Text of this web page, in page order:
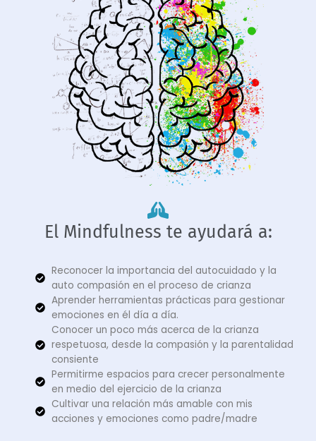
El Mindfulness te ayudará a:
Reconocer la importancia del autocuidado y la
auto compasión en el proceso de crianza
Aprender herramientas prácticas para gestionar
emociones en él día a día.
Conocer un poco más acerca de la crianza
respetuosa, desde la compasión y la parentalidad
consiente
Permitirme espacios para crecer personalmente
en medio del ejercicio de la crianza
Cultivar una relación más amable con mis
acciones y emociones como padre/madre